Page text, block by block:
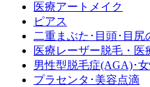
医療アートメイク
ピアス
二重まぶた･目頭･目尻
医療レーザー脱毛・医
男性型脱毛症(AGA)･
プラセンタ･美容点滴